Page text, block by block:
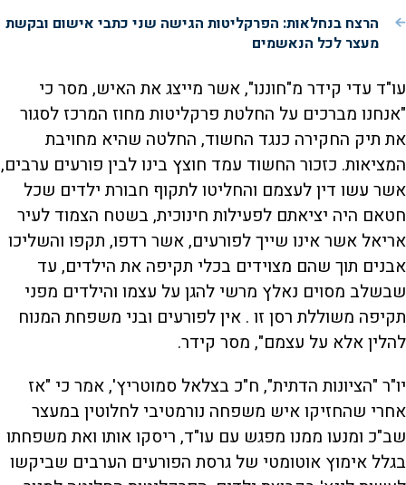
הרצח בנחלאות: הפרקליטות הגישה שני כתבי אישום ובקשת
מעצר לכל הנאשמים
עו"ד עדי קידר מ"חוננו", אשר מייצג את האיש, מסר כי
"אנחנו מברכים על החלטת פרקליטות מחוז המרכז לסגור
את תיק החקירה כנגד החשוד, החלטה שהיא מחויבת
המציאות. כזכור החשוד עמד חוצץ בינו לבין פורעים ערבים,
אשר עשו דין לעצמם והחליטו לתקוף חבורת ילדים שכל
חטאם היה יציאתם לפעילות חינוכית, בשטח הצמוד לעיר
אריאל אשר אינו שייך לפורעים, אשר רדפו, תקפו והשליכו
אבנים תוך שהם מצוידים בכלי תקיפה את הילדים, עד
שבשלב מסוים נאלץ מרשי להגן על עצמו והילדים מפני
תקיפה משוללת רסן זו . אין לפורעים ובני משפחת המנוח
להלין אלא על עצמם", מסר קידר.
יו"ר "הציונות הדתית", ח"כ בצלאל סמוטריץ', אמר כי "‏אז
אחרי שהחזיקו איש משפחה נורמטיבי לחלוטין במעצר
שב"כ ומנעו ממנו מפגש עם עו"ד, ריסקו אותו ואת משפחתו
בגלל אימוץ אוטומטי של גרסת הפורעים הערבים שביקשו